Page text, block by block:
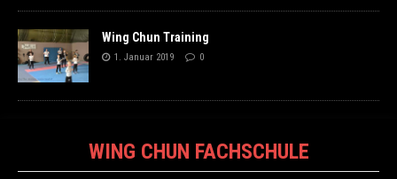
Wing Chun Training
1. Januar 2019 0
WING CHUN FACHSCHULE